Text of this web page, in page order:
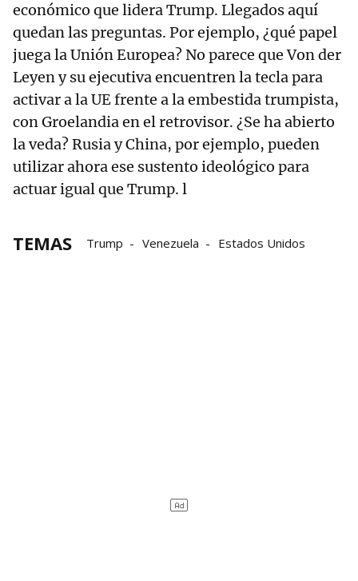
económico que lidera Trump. Llegados aquí
quedan las preguntas. Por ejemplo, ¿qué papel
juega la Unión Europea? No parece que Von der
Leyen y su ejecutiva encuentren la tecla para
activar a la UE frente a la embestida trumpista,
con Groelandia en el retrovisor. ¿Se ha abierto
la veda? Rusia y China, por ejemplo, pueden
utilizar ahora ese sustento ideológico para
actuar igual que Trump. l
TEMAS Trump Venezuela Estados Unidos